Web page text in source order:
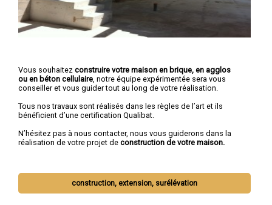
Vous souhaitez construire votre maison en brique, en agglos
ou en béton cellulaire, notre équipe expérimentée sera vous
conseiller et vous guider tout au long de votre réalisation.
Tous nos travaux sont réalisés dans les règles de l’art et ils
bénéficient d’une certification Qualibat.
N’hésitez pas à nous contacter, nous vous guiderons dans la
réalisation de votre projet de construction de votre maison.
construction, extension, surélévation